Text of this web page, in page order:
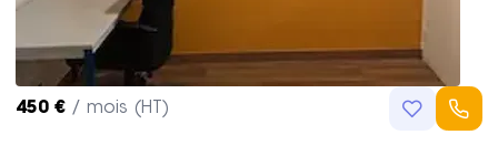
450 € / mois (HT)